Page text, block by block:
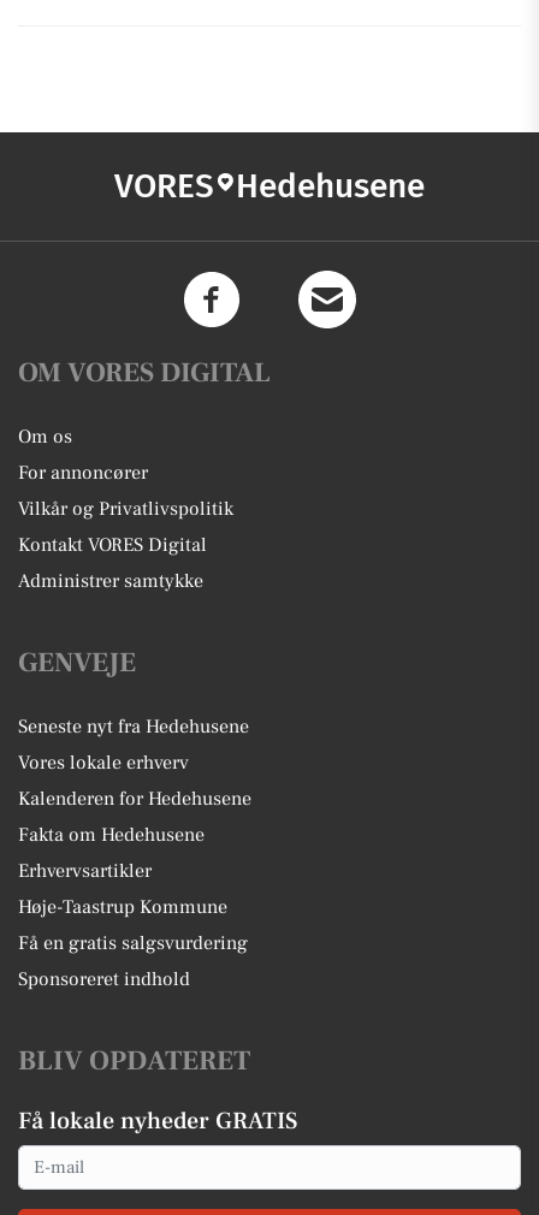
VORES Hedehusene
OM VORES DIGITAL
Om os
For annoncører
Vilkår og Privatlivspolitik
Kontakt VORES Digital
Administrer samtykke
GENVEJE
Seneste nyt fra Hedehusene
Vores lokale erhverv
Kalenderen for Hedehusene
Fakta om Hedehusene
Erhvervsartikler
Høje-Taastrup Kommune
Få en gratis salgsvurdering
Sponsoreret indhold
BLIV OPDATERET
Få lokale nyheder GRATIS
Email